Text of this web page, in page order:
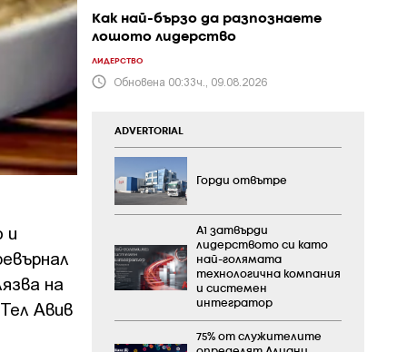
и
на
Авив
Как най-бързо да разпознаете
лошото лидерство
ЛИДЕРСТВО
Обновена 00:33ч., 09.08.2026
ADVERTORIAL
Горди отвътре
А1 затвърди
лидерството си като
най-голямата
технологична компания
и системен
интегратор
75% от служителите